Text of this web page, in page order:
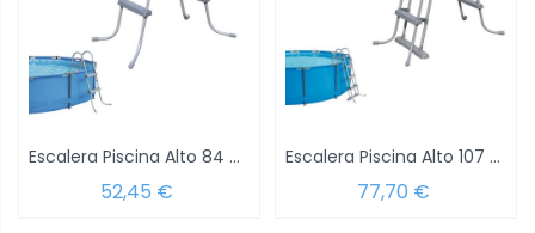
Escalera Piscina Alto 84 cm.
52,45 €
Escalera Piscina Alto 107 cm.
77,70 €